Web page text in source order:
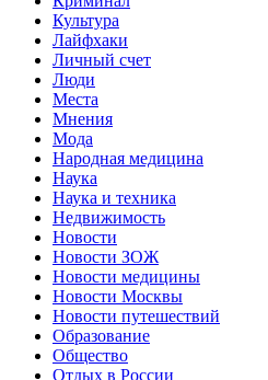
Культура
Лайфхаки
Личный счет
Люди
Места
Мнения
Мода
Народная медицина
Наука
Наука и техника
Недвижимость
Новости
Новости ЗОЖ
Новости медицины
Новости Москвы
Новости путешествий
Образование
Общество
Отдых в России